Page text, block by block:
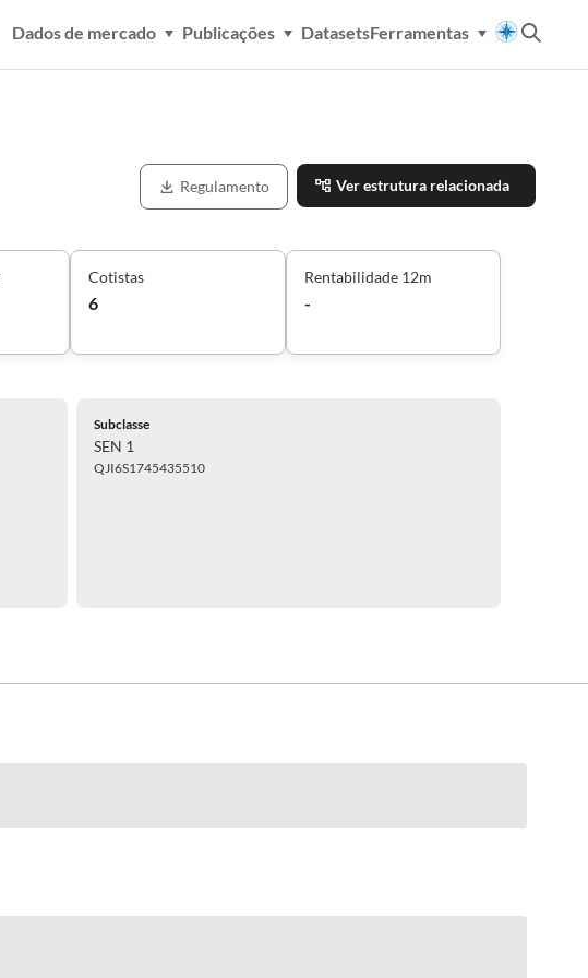
Dados de mercado Publicações DatasetsFerramentas
Regulamento Ver estrutura relacionada
Cotistas
6
Rentabilidade 12m
-
Subclasse
SEN 1
QJI6S1745435510